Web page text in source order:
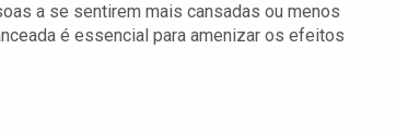
a se sentirem mais cansadas ou menos
é essencial para amenizar os efeitos